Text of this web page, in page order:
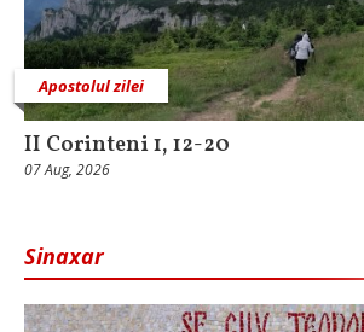
Apostolul zilei
II Corinteni 1, 12-20
07 Aug, 2026
Sinaxar